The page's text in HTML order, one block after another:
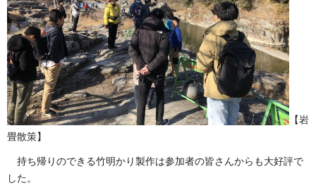
【岩
畳散策】
持ち帰りのできる竹明かり製作は参加者の皆さんからも大好評で
した。